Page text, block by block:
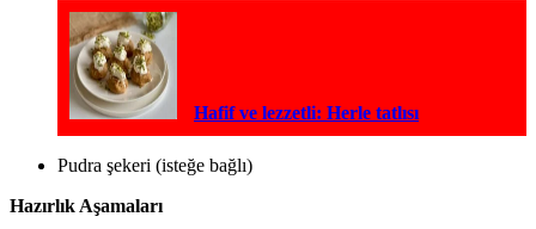
Hafif ve lezzetli: Herle tatlısı
Pudra şekeri (isteğe bağlı)
Hazırlık Aşamaları